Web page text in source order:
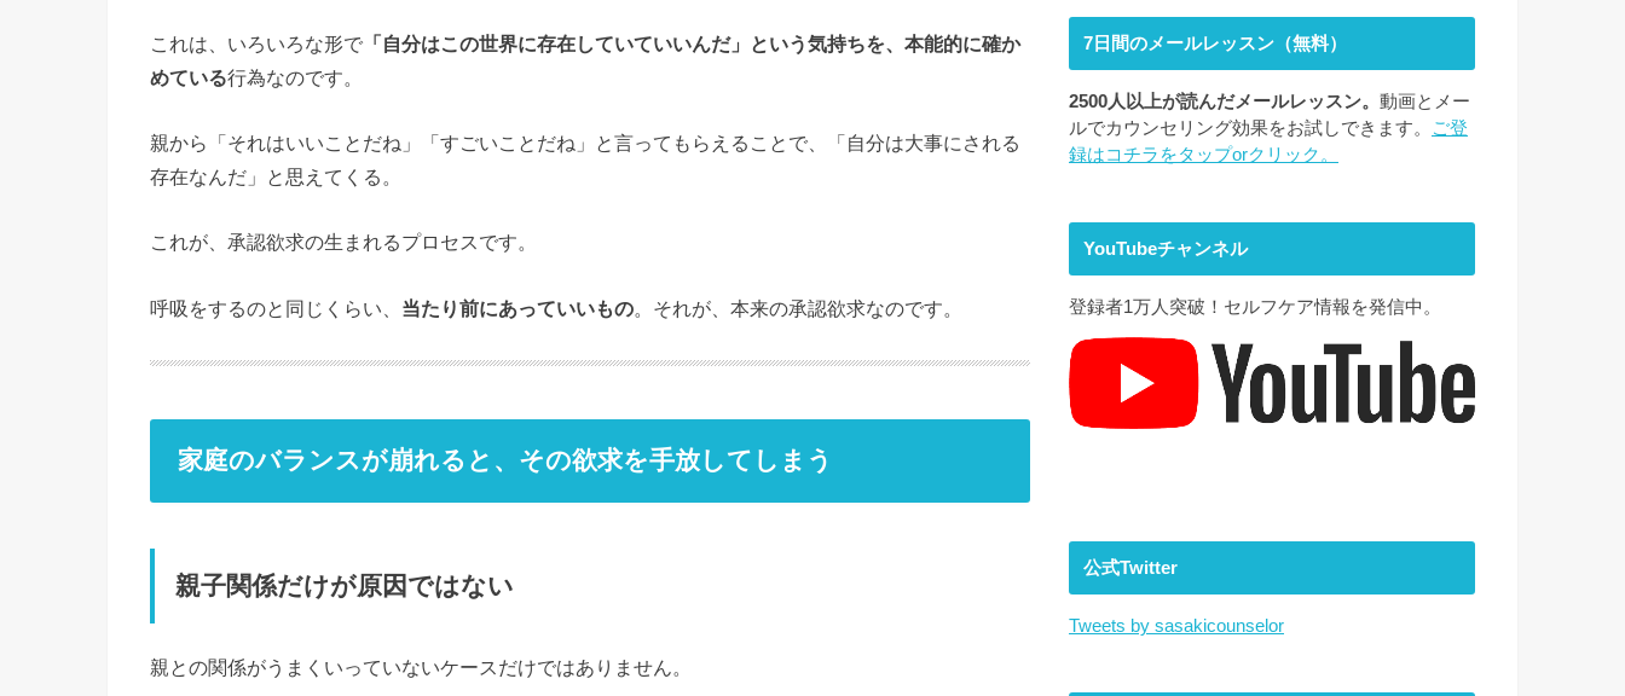
これは、いろいろな形で 「自分はこの世界に存在していていいんだ」という気持ちを、本能的に確か
めている行為なのです。
親から「それはいいことだね」「すごいことだね」と言ってもらえることで、「自分は大事にされる
存在なんだ」と思えてくる。
これが、承認欲求の生まれるプロセスです。
呼吸をするのと同じくらい、 当たり前にあっていいもの。それが、本来の承認欲求なのです。
家庭のバランスが崩れると、その欲求を手放してしまう
親子関係だけが原因ではない
親との関係がうまくいっていないケースだけではありません。
7日間のメールレッスン（無料）
2500人以上が読んだメールレッスン。 動画とメー
ルでカウンセリング効果をお試しできます。
ご登
録はコチラをタップorクリック。
YouTubeチャンネル
登録者1万人突破！セルフケア情報を発信中。
公式Twitter
Tweets by sasakicounselor